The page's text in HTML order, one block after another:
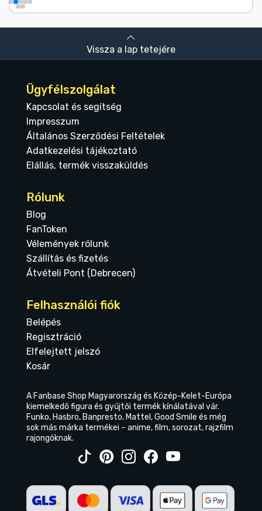
Vissza a lap tetejére
Ügyfélszolgálat
Kapcsolat és segítség
Impresszum
Általános Szerződési Feltételek
Adatkezelési tájékoztató
Elállás, termék visszaküldés
Rólunk
Blog
FanToken
Vélemények rólunk
Szállítás és fizetés
Átvételi Pont (Debrecen)
Felhasználói fiók
Belépés
Regisztráció
Elfelejtett jelszó
Kosár
A Fanbase Shop Magyarország és Közép-Kelet-Európa
kiemelkedő figura és gyűjtői termék kínálatával vár.
Funko, Hasbro, Banpresto, Mattel, Good Smile és még
sok más márka termékei – anime, film, sorozat, rajzfilm
rajongóknak.